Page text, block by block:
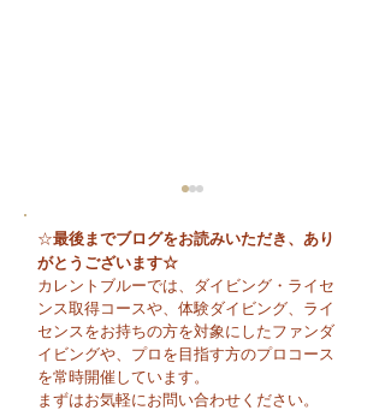
今日も暑い一日になり
そうですね☀️
☆最後までブログをお読みいただき、あり
がとうございます☆
カレントブルーでは、ダイビング・ライセ
ンス取得コースや、体験ダイビング、ライ
センスをお持ちの方を対象にしたファンダ
イビングや、プロを目指す方のプロコース
を常時開催しています。
まずはお気軽にお問い合わせください。